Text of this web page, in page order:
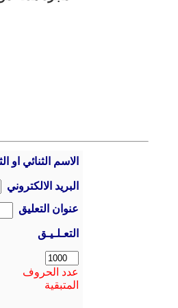
الاسم الثنائي او
البريد الالكتروني
عنوان التعليق
التعـلـيـق
عدد الحروف
المتبقية